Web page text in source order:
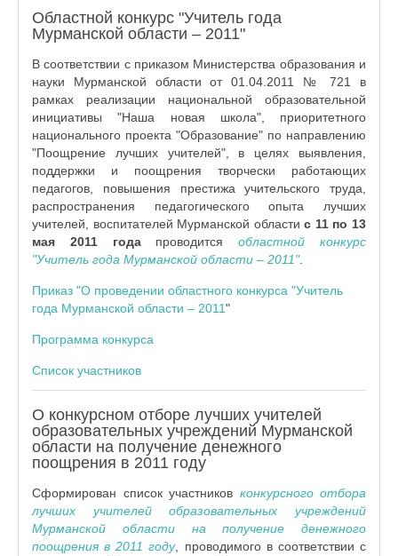
Областной конкурс "Учитель года
Мурманской области – 2011"
В соответствии с приказом Министерства образования и
науки Мурманской области от 01.04.2011 № 721 в
рамках реализации национальной образовательной
инициативы "Наша новая школа", приоритетного
национального проекта "Образование" по направлению
"Поощрение лучших учителей", в целях выявления,
поддержки и поощрения творчески работающих
педагогов, повышения престижа учительского труда,
распространения педагогического опыта лучших
учителей, воспитателей Мурманской областис 11 по 13
мая 2011 годапроводитсяобластной конкурс
"Учитель года Мурманской области – 2011".
Приказ "О проведении областного конкурса "Учитель
года Мурманской области – 2011"
Программа конкурса
Список участников
О конкурсном отборе лучших учителей
образовательных учреждений Мурманской
области на получение денежного
поощрения в 2011 году
Сформирован список участников конкурсного отбора
лучших учителей образовательных учреждений
Мурманской области на получение денежного
поощрения в 2011 году, проводимого в соответствии с